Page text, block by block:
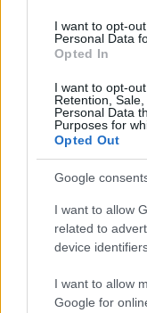
I want to opt-
Personal Data
Opted In
I want to opt-
Retention,
Personal Data
Purposes for
Opted Out
Google
I want to allow
related to
device
I want to allow
Google for
i